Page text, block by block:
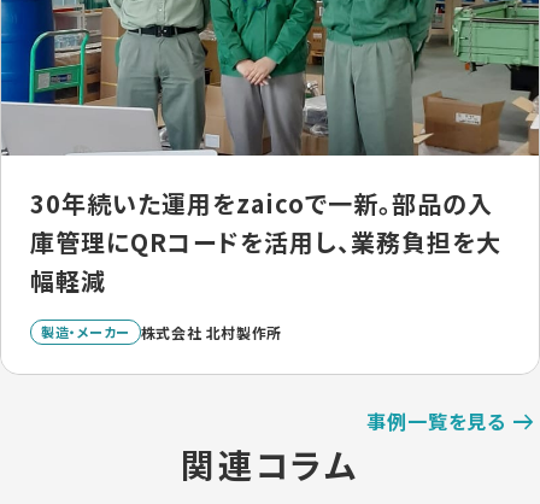
30年続いた運用をzaicoで一新。部品の入
庫管理にQRコードを活用し、業務負担を大
幅軽減
製造・メーカー 株式会社 北村製作所
事例一覧を見る
関連コラム